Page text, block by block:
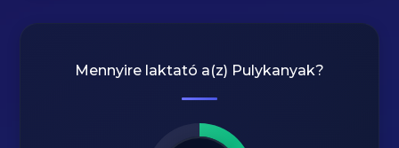
Mennyire laktató a(z) Pulykanyak?